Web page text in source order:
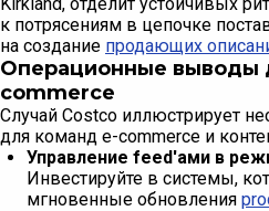
к потрясениям в цепочке
на создание продающих
Операционные выводы
commerce
Случай Costco иллюстрирует
для команд e-commerce и
Управление feed'ами в
Инвестируйте в системы,
мгновенные обновления